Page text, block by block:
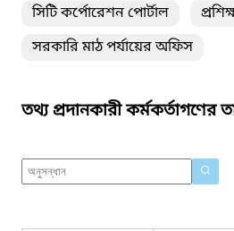
সিটি কর্পোরেশন পোর্টাল
সরকারি মাঠ পর্যায়ের অফিস
তথ্য প্রদানকারী কর্মকর্তাগণের